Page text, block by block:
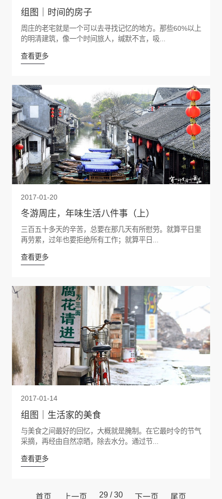
组图｜时间的房子
周庄的老宅就是一个可以去寻找记忆的地方。那些60%以上
的明清建筑，像一个时间旅人，缄默不言，吸...
查看更多
2017-01-20
冬游周庄，年味生活八件事（上）
三百五十多天的辛苦，总要在那几天有所慰劳。就算平日里
再劳累，过年也要拒绝所有工作；就算平日...
查看更多
2017-01-14
组图｜生活家的美食
与美食之间最好的回忆，大概就是腌制。在它最时令的节气
采摘，再经由自然凉晒，除去水分。通过节...
查看更多
首页 上一页 29 / 30 下一页 尾页